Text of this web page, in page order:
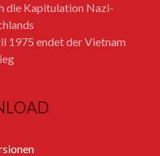
die Kapitulation Nazi-
1975 endet der Vietnam